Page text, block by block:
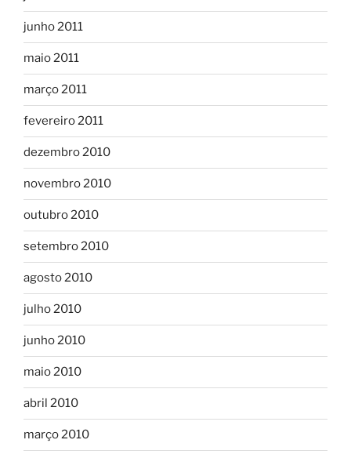
junho 2011
maio 2011
março 2011
fevereiro 2011
dezembro 2010
novembro 2010
outubro 2010
setembro 2010
agosto 2010
julho 2010
junho 2010
maio 2010
abril 2010
março 2010